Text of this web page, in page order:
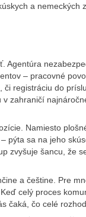
a nemeckých
Agentúra
– pracovné
registráciu do
zahraničí
Namiesto
pýta sa na jeho
zvyšuje šancu, že
a češtine. Pre
celý proces
čaká, čo celé